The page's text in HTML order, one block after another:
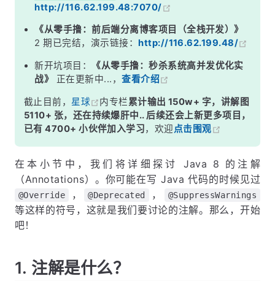
http://116.62.199.48:7070/
《从零手撸：前后端分离博客项目（全栈开发）》
2 期已完结，演示链接： http://116.62.199.48/
新开坑项目：
《从零手撸：秒杀系统高并发优化实
战》
正在更新中...，查看介绍
截止目前， 星球 内专栏累计输出 150w+ 字，讲解图
5110+ 张，还在持续爆肝中.. 后续还会上新更多项目，
已有 4700+ 小伙伴加入学习，欢迎点击围观
在本小节中，我们将详细探讨 Java 8 的注解
（Annotations）。你可能在写 Java 代码的时候见过
@Override ， @Deprecated ， @SuppressWarnings
等这样的符号，这就是我们要讨论的注解。那么，开始
吧！
1. 注解是什么？